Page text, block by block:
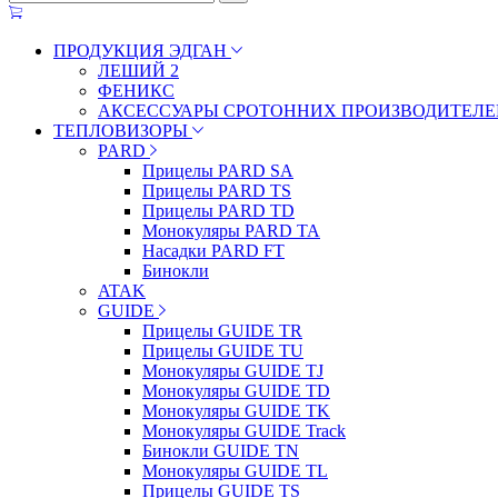
ПРОДУКЦИЯ ЭДГАН
ЛЕШИЙ 2
ФЕНИКС
АКСЕССУАРЫ СРОТОННИХ
ТЕПЛОВИЗОРЫ
PARD
Прицелы PARD SA
Прицелы PARD TS
Прицелы PARD TD
Монокуляры PARD TA
Насадки PARD FT
Бинокли
ATAK
GUIDE
Прицелы GUIDE TR
Прицелы GUIDE TU
Монокуляры GUIDE TJ
Монокуляры GUIDE TD
Монокуляры GUIDE TK
Монокуляры GUIDE Track
Бинокли GUIDE TN
Монокуляры GUIDE TL
Прицелы GUIDE TS